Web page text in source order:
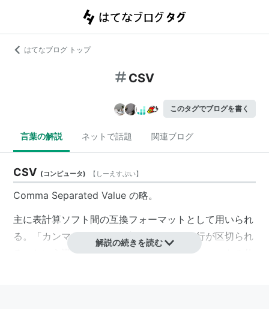
はてなブログ トップ
CSV
このタグでブログを書く
言葉の解説 ネットで話題 関連ブログ
CSV (コンピュータ) 【 しーえすぶい】
Comma Separated Value の略。
主に表計算ソフト間の互換フォーマットとして用いられ
る。「カンマでカラムが区切られ、改行で行が区切られ
る」という漠然としたルールで明確なフォーマットの仕
解説の続きを読む